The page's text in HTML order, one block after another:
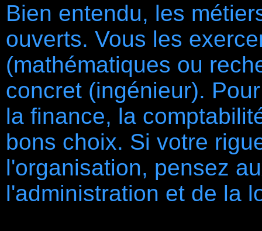
Bien entendu, les
ouverts. Vous les
(mathématiques ou
concret (ingénieur).
la finance, la
bons choix. Si votre
l'organisation, pensez
l'administration et de la